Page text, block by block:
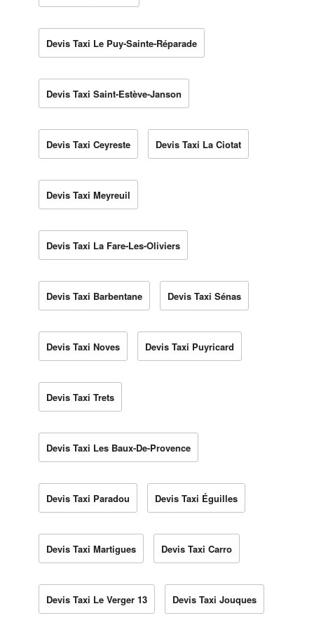
Devis Taxi Le Puy-Sainte-Réparade
Devis Taxi Saint-Estève-Janson
Devis Taxi Ceyreste Devis Taxi La Ciotat
Devis Taxi Meyreuil
Devis Taxi La Fare-Les-Oliviers
Devis Taxi Barbentane Devis Taxi Sénas
Devis Taxi Noves Devis Taxi Puyricard
Devis Taxi Trets
Devis Taxi Les Baux-De-Provence
Devis Taxi Paradou Devis Taxi Éguilles
Devis Taxi Martigues Devis Taxi Carro
Devis Taxi Le Verger 13 Devis Taxi Jouques